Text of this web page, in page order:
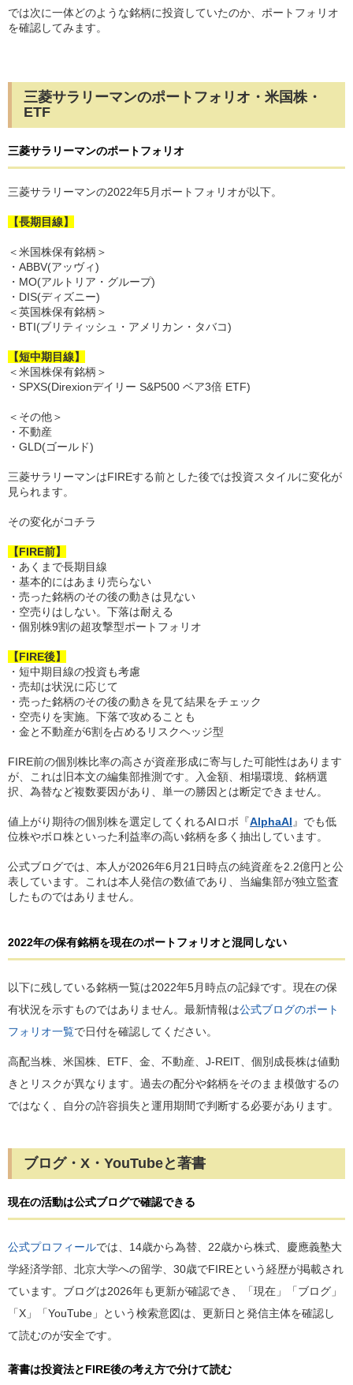
では次に一体どのような銘柄に投資していたのか、ポートフォリオ
を確認してみます。
三菱サラリーマンのポートフォリオ・米国株・
ETF
三菱サラリーマンのポートフォリオ
三菱サラリーマンの2022年5月ポートフォリオが以下。
【長期目線】
＜米国株保有銘柄＞
・ABBV(アッヴィ)
・MO(アルトリア・グループ)
・DIS(ディズニー)
＜英国株保有銘柄＞
・BTI(ブリティッシュ・アメリカン・タバコ)
【短中期目線】
＜米国株保有銘柄＞
・SPXS(Direxionデイリー S&P500 ベア3倍 ETF)
＜その他＞
・不動産
・GLD(ゴールド)
三菱サラリーマンはFIREする前とした後では投資スタイルに変化が
見られます。
その変化がコチラ
【FIRE前】
・あくまで長期目線
・基本的にはあまり売らない
・売った銘柄のその後の動きは見ない
・空売りはしない。下落は耐える
・個別株9割の超攻撃型ポートフォリオ
【FIRE後】
・短中期目線の投資も考慮
・売却は状況に応じて
・売った銘柄のその後の動きを見て結果をチェック
・空売りを実施。下落で攻めることも
・金と不動産が6割を占めるリスクヘッジ型
FIRE前の個別株比率の高さが資産形成に寄与した可能性はあります
が、これは旧本文の編集部推測です。入金額、相場環境、銘柄選
択、為替など複数要因があり、単一の勝因とは断定できません。
値上がり期待の個別株を選定してくれるAIロボ『AlphaAI』でも低
位株やボロ株といった利益率の高い銘柄を多く抽出しています。
公式ブログでは、本人が2026年6月21日時点の純資産を2.2億円と公
表しています。これは本人発信の数値であり、当編集部が独立監査
したものではありません。
2022年の保有銘柄を現在のポートフォリオと混同しない
以下に残している銘柄一覧は2022年5月時点の記録です。現在の保
有状況を示すものではありません。最新情報は公式ブログのポート
フォリオ一覧で日付を確認してください。
高配当株、米国株、ETF、金、不動産、J-REIT、個別成長株は値動
きとリスクが異なります。過去の配分や銘柄をそのまま模倣するの
ではなく、自分の許容損失と運用期間で判断する必要があります。
ブログ・X・YouTubeと著書
現在の活動は公式ブログで確認できる
公式プロフィールでは、14歳から為替、22歳から株式、慶應義塾大
学経済学部、北京大学への留学、30歳でFIREという経歴が掲載され
ています。ブログは2026年も更新が確認でき、「現在」「ブログ」
「X」「YouTube」という検索意図は、更新日と発信主体を確認し
て読むのが安全です。
著書は投資法とFIRE後の考え方で分けて読む